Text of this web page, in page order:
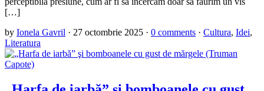
[…]
by Ionela Gavril · 27 octombrie 2025 · 0 comments · Cultura, Idei,
Literatura